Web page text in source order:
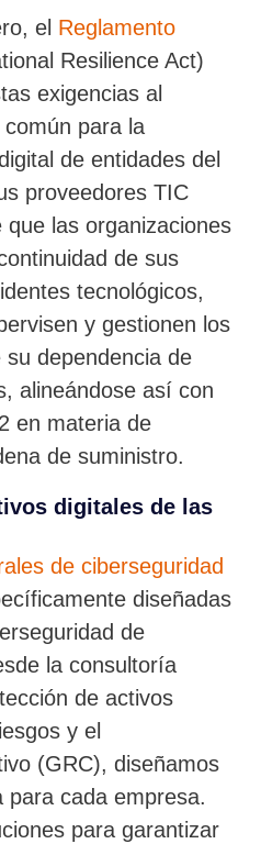
el Reglamento
Resilience Act)
exigencias al
para la
de entidades del
proveedores TIC
las organizaciones
de sus
tecnológicos,
y gestionen los
dependencia de
alineándose así con
en materia de
de suministro.
digitales de las
de ciberseguridad
diseñadas
de
la consultoría
de activos
y el
(GRC), diseñamos
para cada empresa.
para garantizar